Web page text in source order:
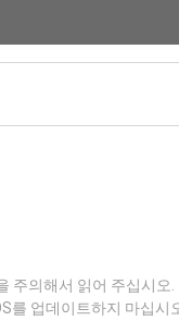
주의해서 읽어 주십시오.
를 업데이트하지 마십